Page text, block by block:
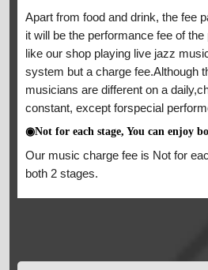
Apart from food and drink, the fee
it will be the performance fee of
like our shop playing live jazz
system but a charge fee.Although
musicians are different on a
constant, except forspecial
◉Not for each stage, You can enjoy
Our music charge fee is Not for
both 2 stages.